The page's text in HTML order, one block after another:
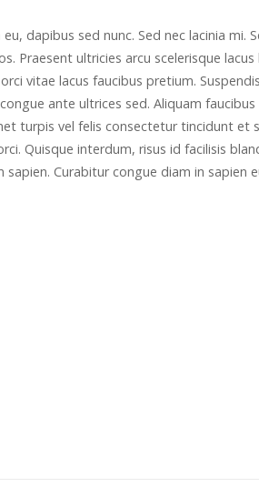
dapibus sed nunc. Sed nec lacinia mi.
Praesent ultricies arcu scelerisque
vitae lacus faucibus pretium.
ante ultrices sed. Aliquam faucibus
turpis vel felis consectetur tincidunt et
Quisque interdum, risus id facilisis
Curabitur congue diam in sapien